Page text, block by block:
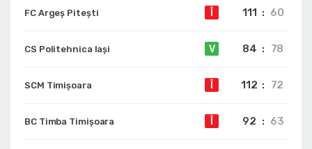
FC Argeș Pitești 111 : 60
CS Politehnica Iași V 84 : 78
SCM Timișoara 112 : 72
BC Timba Timişoara 92 : 63